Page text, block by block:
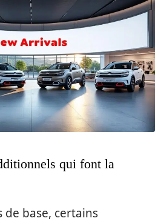
qui font la
de base, certains